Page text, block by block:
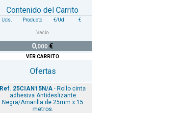
Contenido del Carrito
Uds. Producto €/Ud €
Vacío
0,000 €
VER CARRITO
Ofertas
Ref. 25CIAN15N/A - Rollo cinta
adhesiva Antideslizante
Negra/Amarilla de 25mm x 15
metros.